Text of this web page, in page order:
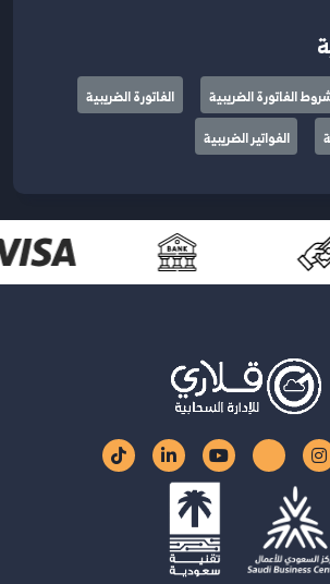
الفاتورة الضريبية
الفاتورة الضريبية
الفواتير الضريبية